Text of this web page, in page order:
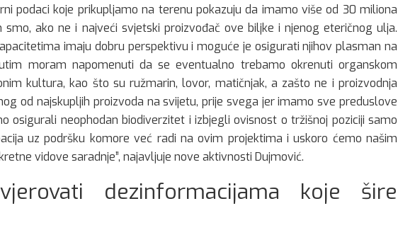
podaci koje prikupljamo na terenu pokazuju da imamo više od 30 miliona
smo, ako ne i najveći svjetski proizvođač ove biljke i njenog eteričnog ulja.
imaju dobru perspektivu i moguće je osigurati njihov plasman na
moram napomenuti da se eventualno trebamo okrenuti organskom
kultura, kao što su ružmarin, lovor, matičnjak, a zašto ne i proizvodnja
od najskupljih proizvoda na svijetu, prije svega jer imamo sve preduslove
osigurali neophodan biodiverzitet i izbjegli ovisnost o tržišnoj poziciji samo
uz podršku komore već radi na ovim projektima i uskoro ćemo našim
vidove saradnje”, najavljuje nove aktivnosti Dujmović.
dezinformacijama koje šire